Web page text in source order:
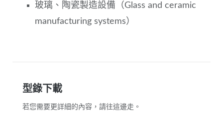
玻璃、陶瓷製造設備（Glass and ceramic
manufacturing systems）
型錄下載
若您需要更詳細的內容，請往這邊走。